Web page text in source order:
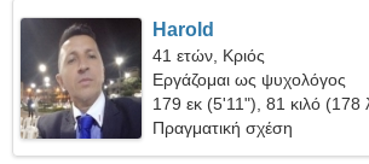
Harold
41 ετών, Κριός
Εργάζομαι ως ψυχολόγος
179 εκ (5'11"), 81 κιλό (178
Πραγματική σχέση